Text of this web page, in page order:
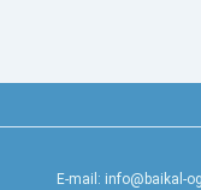
E-mail: info@baikal-